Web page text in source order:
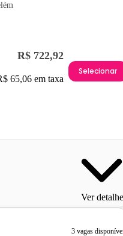
R$ 722,92
65,06 em taxa
Selecionar
Ver
3 vagas